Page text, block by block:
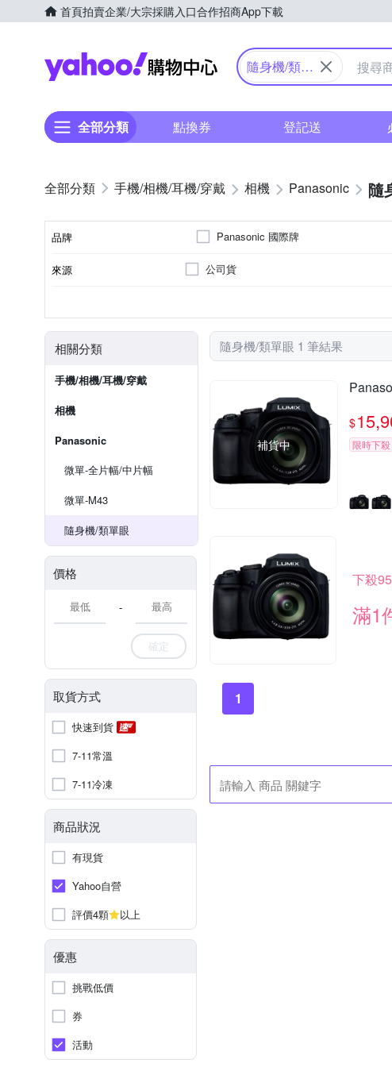
首頁拍賣企業/大宗採購入口合作招商App下載
Yahoo購物中心
隨身機/類單
全部分類 點換券 登記送
手機/相機/耳機/穿戴 相機 Panasonic 隨
品牌 Panasonic 國際牌
來源 公司貨
相關分類
手機/相機/耳機/穿戴
相機
Panasonic
微單-全片幅/中片幅
微單-M43
隨身機/類單眼
價格
-
確定
取貨方式
快速到貨
7-11常溫
7-11冷凍
商品狀況
有現貨
Yahoo自營
評價4顆
以上
優惠
挑戰低價
券
活動
隨身機/類單眼 1 筆結果
補貨中
$
限時下殺
下殺
滿1
1